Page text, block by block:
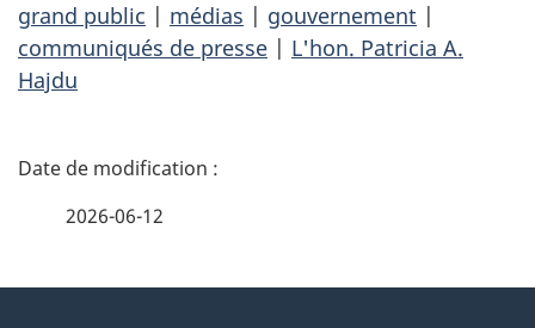
grand public | médias | gouvernement |
communiqués de presse | L'hon. Patricia A.
Hajdu
D
2026-06-12